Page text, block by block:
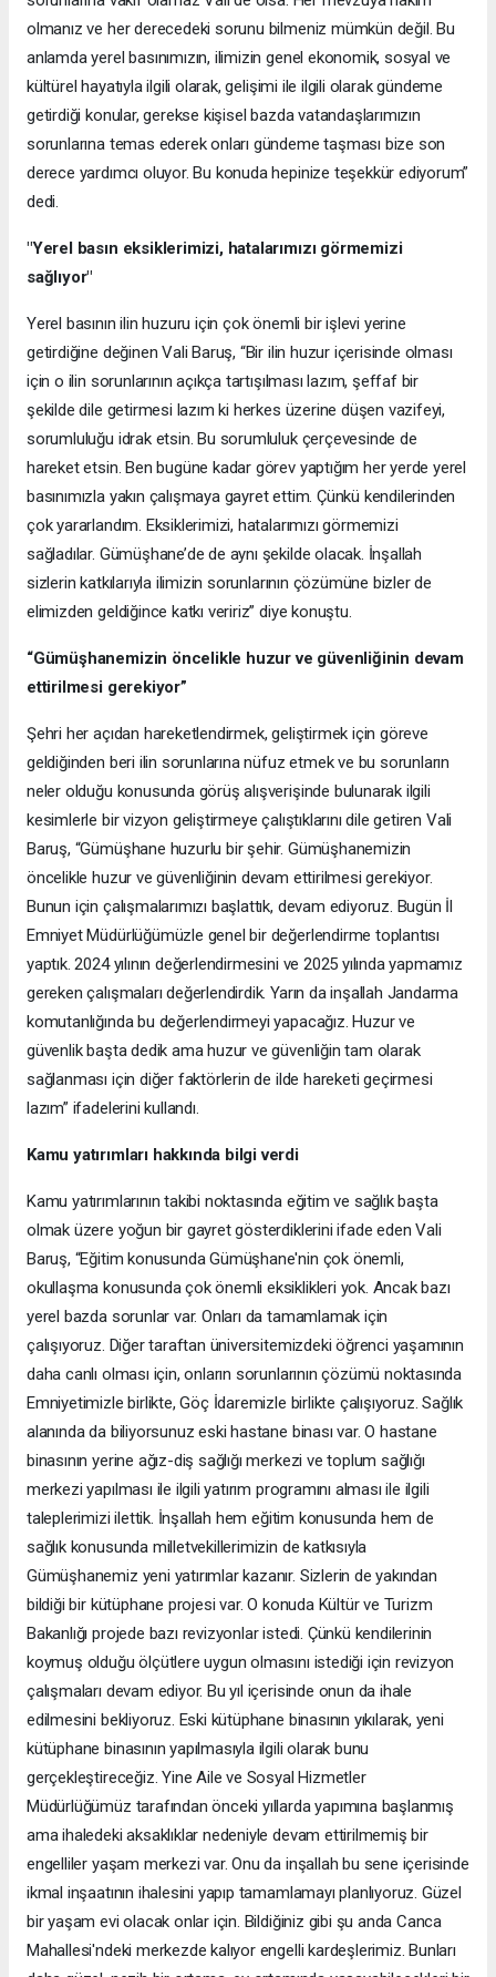
olmanız ve her derecedeki sorunu bilmeniz mümkün değil. Bu
anlamda yerel basınımızın, ilimizin genel ekonomik, sosyal ve
kültürel hayatıyla ilgili olarak, gelişimi ile ilgili olarak gündeme
getirdiği konular, gerekse kişisel bazda vatandaşlarımızın
sorunlarına temas ederek onları gündeme taşması bize son
derece yardımcı oluyor. Bu konuda hepinize teşekkür ediyorum”
dedi.
"Yerel basın eksiklerimizi, hatalarımızı görmemizi
sağlıyor"
Yerel basının ilin huzuru için çok önemli bir işlevi yerine
getirdiğine değinen Vali Baruş, “Bir ilin huzur içerisinde olması
için o ilin sorunlarının açıkça tartışılması lazım, şeffaf bir
şekilde dile getirmesi lazım ki herkes üzerine düşen vazifeyi,
sorumluluğu idrak etsin. Bu sorumluluk çerçevesinde de
hareket etsin. Ben bugüne kadar görev yaptığım her yerde yerel
basınımızla yakın çalışmaya gayret ettim. Çünkü kendilerinden
çok yararlandım. Eksiklerimizi, hatalarımızı görmemizi
sağladılar. Gümüşhane’de de aynı şekilde olacak. İnşallah
sizlerin katkılarıyla ilimizin sorunlarının çözümüne bizler de
elimizden geldiğince katkı veririz” diye konuştu.
“Gümüşhanemizin öncelikle huzur ve güvenliğinin devam
ettirilmesi gerekiyor”
Şehri her açıdan hareketlendirmek, geliştirmek için göreve
geldiğinden beri ilin sorunlarına nüfuz etmek ve bu sorunların
neler olduğu konusunda görüş alışverişinde bulunarak ilgili
kesimlerle bir vizyon geliştirmeye çalıştıklarını dile getiren Vali
Baruş, “Gümüşhane huzurlu bir şehir. Gümüşhanemizin
öncelikle huzur ve güvenliğinin devam ettirilmesi gerekiyor.
Bunun için çalışmalarımızı başlattık, devam ediyoruz. Bugün İl
Emniyet Müdürlüğümüzle genel bir değerlendirme toplantısı
yaptık. 2024 yılının değerlendirmesini ve 2025 yılında yapmamız
gereken çalışmaları değerlendirdik. Yarın da inşallah Jandarma
komutanlığında bu değerlendirmeyi yapacağız. Huzur ve
güvenlik başta dedik ama huzur ve güvenliğin tam olarak
sağlanması için diğer faktörlerin de ilde hareketi geçirmesi
lazım” ifadelerini kullandı.
Kamu yatırımları hakkında bilgi verdi
Kamu yatırımlarının takibi noktasında eğitim ve sağlık başta
olmak üzere yoğun bir gayret gösterdiklerini ifade eden Vali
Baruş, “Eğitim konusunda Gümüşhane'nin çok önemli,
okullaşma konusunda çok önemli eksiklikleri yok. Ancak bazı
yerel bazda sorunlar var. Onları da tamamlamak için
çalışıyoruz. Diğer taraftan üniversitemizdeki öğrenci yaşamının
daha canlı olması için, onların sorunlarının çözümü noktasında
Emniyetimizle birlikte, Göç İdaremizle birlikte çalışıyoruz. Sağlık
alanında da biliyorsunuz eski hastane binası var. O hastane
binasının yerine ağız-diş sağlığı merkezi ve toplum sağlığı
merkezi yapılması ile ilgili yatırım programını alması ile ilgili
taleplerimizi ilettik. İnşallah hem eğitim konusunda hem de
sağlık konusunda milletvekillerimizin de katkısıyla
Gümüşhanemiz yeni yatırımlar kazanır. Sizlerin de yakından
bildiği bir kütüphane projesi var. O konuda Kültür ve Turizm
Bakanlığı projede bazı revizyonlar istedi. Çünkü kendilerinin
koymuş olduğu ölçütlere uygun olmasını istediği için revizyon
çalışmaları devam ediyor. Bu yıl içerisinde onun da ihale
edilmesini bekliyoruz. Eski kütüphane binasının yıkılarak, yeni
kütüphane binasının yapılmasıyla ilgili olarak bunu
gerçekleştireceğiz. Yine Aile ve Sosyal Hizmetler
Müdürlüğümüz tarafından önceki yıllarda yapımına başlanmış
ama ihaledeki aksaklıklar nedeniyle devam ettirilmemiş bir
engelliler yaşam merkezi var. Onu da inşallah bu sene içerisinde
ikmal inşaatının ihalesini yapıp tamamlamayı planlıyoruz. Güzel
bir yaşam evi olacak onlar için. Bildiğiniz gibi şu anda Canca
Mahallesi'ndeki merkezde kalıyor engelli kardeşlerimiz. Bunları